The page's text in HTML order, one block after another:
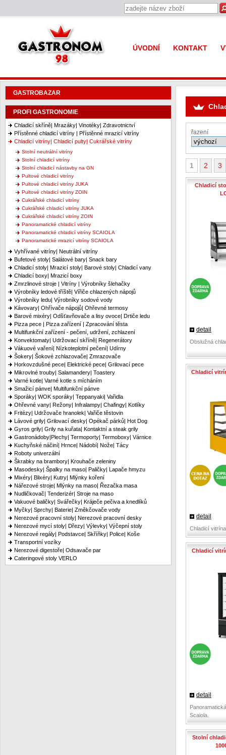
ÚVODNÍ KONTAKT
GASTROBAZAR
PROFI GASTRONOMIE
Chladicí skříně| Mrazáky| Vinotéky| Zdravotnictví
Přístěnné chladicí vitríny | Přístěnné mrazicí vitríny
Chladicí vitríny| Chladicí pulty| Cukrářské vitríny
Stolní neutrální vitríny
Stolní chladicí vitríny
Stolní chladicí nástavby na GN
Pultové chladicí vitríny
Pultové chladicí vitríny JUKA
Pultové chladicí vitríny ZOIN
Cukrářské chladicí vitríny
Cukrářské chladicí vitríny JUKA
Cukrářské chladicí vitríny ZOIN
Panoramatické chladicí vitríny
Panoramatické chladicí vitríny SCAIOLA
Panoramatické mrazicí vitríny SCAIOLA
Vyhřívané vitríny| Neutrální vitríny
Bufetové stoly| Salátové bary| Snack bary
Chladicí stoly| Mrazicí stoly| Barové stoly| Chladicí vany
Chladicí boxy| Mrazicí boxy
Zmrzlinové stroje | Vitríny | Výrobníky šlehačky
Výrobníky ledové tříště| Vířiče chlazených nápojů
Výrobníky ledu| Výrobníky sodové vody
Kávovary| Ohřívače nápojů| Ohřevné termosy
Barové mixéry| Odšťavňovače a lisy ovoce| Drtiče ledu
Pizza pece | Pizza zařízení | Zpracování těsta
Multifunkční zařízení - pečení, udržení, zchlazení
Konvektomaty| Udržovací skříně| Regenerátory
Vákuové vaření| Nízkoteplotní pečení| Udírny
Šokery| Šokové zchlazovače| Zmrazovače
Horkovzdušné pece| Elektrické pece| Grilovací pece
Mikrovlné trouby| Salamandery| Toastery
Varné kotle| Varné kotle s mícháním
Smažicí pánve| Multifunkční pánve
Sporáky| WOK sporáky| Teppanyaki| Vařidla
Ohřevné vany| Režony| Infralampy| Chafingy| Kotlíky
Fritézy| Udržovače hranolek| Vařiče těstovin
Lávové grily| Grilovací desky| Opékač párků| Hot Dog
Gyros grily| Grily na kuřata| Kontaktní a steak grily
Gastronádoby|Plechy| Termoporty| Termoboxy| Várnice
Kuchyňské náčiní| Hrnce| Nádobí| Nože| Tácy
Roboty univerzální
Škrabky na brambory| Krouhače zeleniny
Masodesky| Špalky na maso| Paličky| Lapače hmyzu
Mixéry| Blixéry| Kutry| Mlýnky koření
Nářezové stroje| Mlýnky na maso| Řezačka masa
Nudličkovač| Tenderizér| Stroje na maso
Vakuové baličky| Svářečky| Kráječe pečiva a knedlíků
Myčky| Sprchy| Baterie| Změkčovače vody
Nerezové pracovní stoly| Nerezové pracovní desky
Nerezové mycí stoly| Dřezy| Výlevky| Výčepní stoly
Nerezové regály| Podstavce| Skříňky| Police| Koše
Transportní vozíky
Nerezové digestoře| Odsavače par
Cateringové stoly VERLO
řazení
1 2 3
Chladicí
detail
Obslužná
Chladicí
detail
Chladicí
Chladicí
detail
Scaiola.
Stolní